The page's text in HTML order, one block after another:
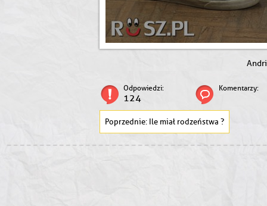
Odpowiedzi:
124
Komentarzy:
Ile miał rodzeństwa ?